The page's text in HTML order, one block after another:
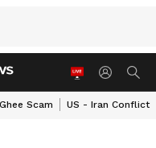
Scam US - Iran Conflict